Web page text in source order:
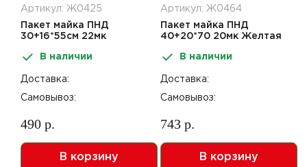
Артикул: Ж0425
Пакет майка ПНД
30+16*55см 22мк
В наличии
Доставка:
Самовывоз:
490 р.
В корзину
Артикул: Ж0464
Пакет майка ПНД
40+20*70 20мк Желтая
В наличии
Доставка:
Самовывоз:
743 р.
В корзину